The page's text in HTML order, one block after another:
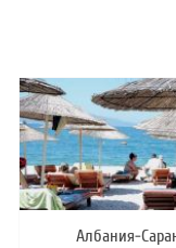
ЗА НАС
ОБЩИ УСЛОВИЯ
ПЪТУВАНИЯ
Албания-